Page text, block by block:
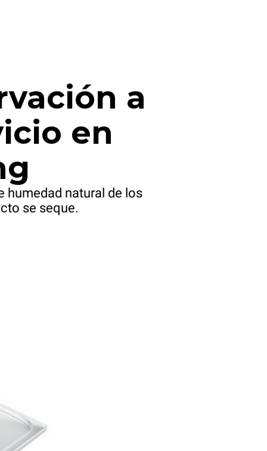
a
en
humedad natural de los
se seque.